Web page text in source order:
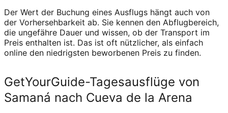
Der Wert der Buchung eines Ausflugs hängt auch von
der Vorhersehbarkeit ab. Sie kennen den Abflugbereich,
die ungefähre Dauer und wissen, ob der Transport im
Preis enthalten ist. Das ist oft nützlicher, als einfach
online den niedrigsten beworbenen Preis zu finden.
GetYourGuide-Tagesausflüge von
Samaná nach Cueva de la Arena